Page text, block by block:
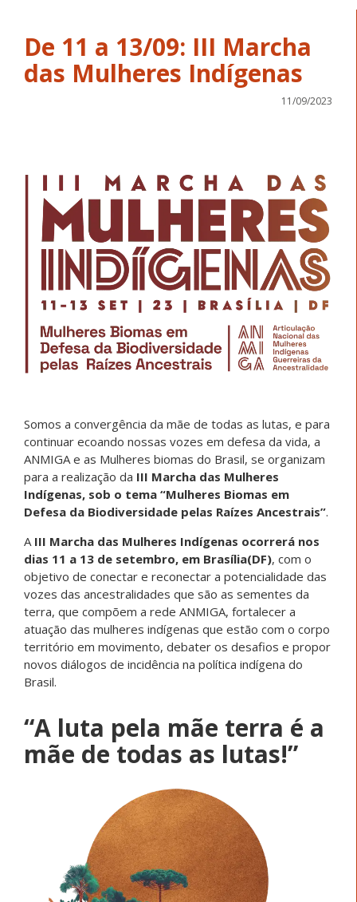
De 11 a 13/09: III Marcha
das Mulheres Indígenas
11/09/2023
Somos a convergência da mãe de todas as lutas, e para
continuar ecoando nossas vozes em defesa da vida, a
ANMIGA e as Mulheres biomas do Brasil, se organizam
para a realização da III Marcha das Mulheres
Indígenas, sob o tema “Mulheres Biomas em
Defesa da Biodiversidade pelas Raízes Ancestrais”.
A III Marcha das Mulheres Indígenas ocorrerá nos
dias 11 a 13 de setembro, em Brasília(DF), com o
objetivo de conectar e reconectar a potencialidade das
vozes das ancestralidades que são as sementes da
terra, que compõem a rede ANMIGA, fortalecer a
atuação das mulheres indígenas que estão com o corpo
território em movimento, debater os desafios e propor
novos diálogos de incidência na política indígena do
Brasil.
“A luta pela mãe terra é a
mãe de todas as lutas!”